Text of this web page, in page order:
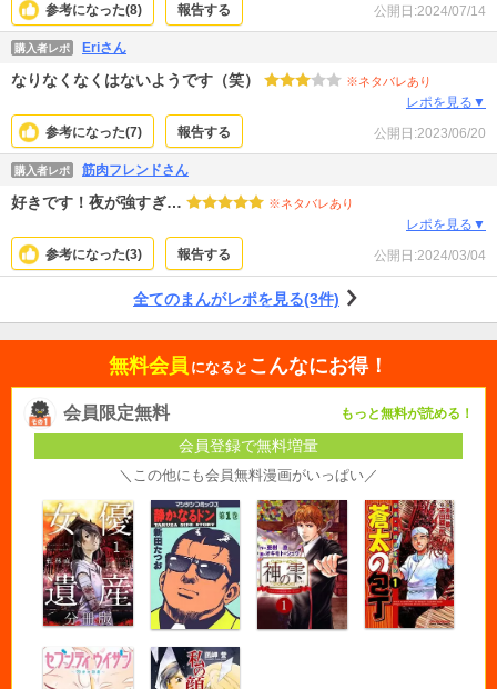
参考になった(8) 報告する 公開日:2024/07/14
購入者レポ Eriさん
なりなくなくはないようです（笑） ※ネタバレあり
レポを見る▼
参考になった(7) 報告する 公開日:2023/06/20
購入者レポ 筋肉フレンドさん
好きです！夜が強すぎ… ※ネタバレあり
レポを見る▼
参考になった(3) 報告する 公開日:2024/03/04
全てのまんがレポを見る(3件)
無料会員 になると こんなにお得！
会員限定無料 もっと無料が読める！
会員登録で無料増量
＼この他にも会員無料漫画がいっぱい／